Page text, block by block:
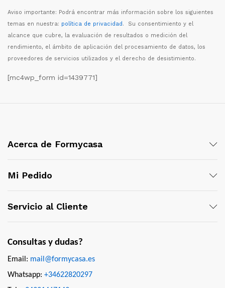
Aviso importante: Podrá encontrar más información sobre los siguientes
temas en nuestra: política de privacidad. Su consentimiento y el
alcance que cubre, la evaluación de resultados o medición del
rendimiento, el ámbito de aplicación del procesamiento de datos, los
proveedores de servicios utilizados y el derecho de desistimiento.
[mc4wp_form id=1439771]
Acerca de Formycasa
Mi Pedido
Servicio al Cliente
Consultas y dudas?
Email: mail@formycasa.es
Whatsapp: +34622820297